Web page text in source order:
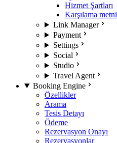
Hizmet Şartları
Karşılama metni
Link Manager
Payment
Settings
Social
Studio
Travel Agent
Booking Engine
Özellikler
Arama
Tesis Detayı
Ödeme
Rezervasyon Onayı
Rezervasyonlar